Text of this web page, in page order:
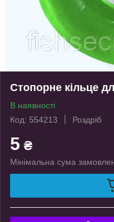
Стопорне кільце
В наявності
Код: 554213
Роздріб
5 ₴
Мінімальна сума